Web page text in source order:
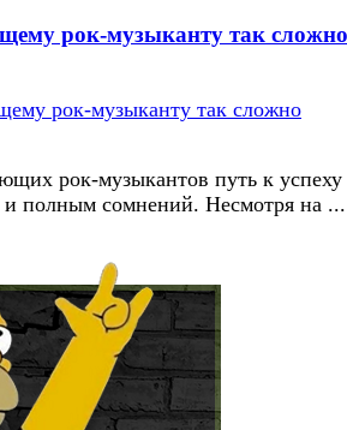
рок-музыканту так сложно
рок-музыкантов путь к успеху
и полным сомнений. Несмотря на ...